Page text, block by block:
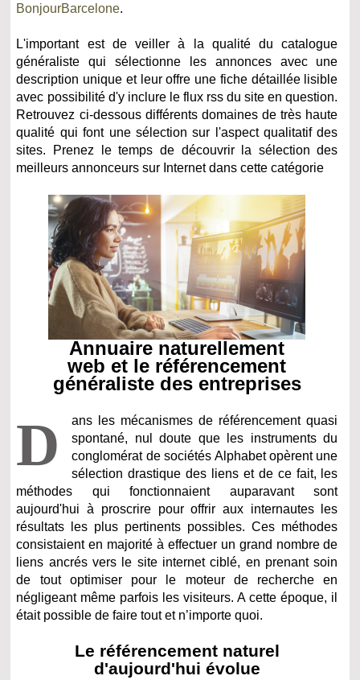
BonjourBarcelone.
L'important est de veiller à la qualité du catalogue
généraliste qui sélectionne les annonces avec une
description unique et leur offre une fiche détaillée lisible
avec possibilité d'y inclure le flux rss du site en question.
Retrouvez ci-dessous différents domaines de très haute
qualité qui font une sélection sur l'aspect qualitatif des
sites. Prenez le temps de découvrir la sélection des
meilleurs annonceurs sur Internet dans cette catégorie
Annuaire naturellement
web et le référencement
généraliste des entreprises
D
ans les mécanismes de référencement quasi
spontané, nul doute que les instruments du
conglomérat de sociétés Alphabet opèrent une
sélection drastique des liens et de ce fait, les
méthodes qui fonctionnaient auparavant sont
aujourd'hui à proscrire pour offrir aux internautes les
résultats les plus pertinents possibles. Ces méthodes
consistaient en majorité à effectuer un grand nombre de
liens ancrés vers le site internet ciblé, en prenant soin
de tout optimiser pour le moteur de recherche en
négligeant même parfois les visiteurs. A cette époque, il
était possible de faire tout et n’importe quoi.
Le référencement naturel
d'aujourd'hui évolue